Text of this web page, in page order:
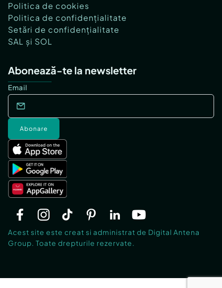
Politica de cookies
Politica de confidențialitate
Setări de confidențialitate
SAL și SOL
Abonează-te la newsletter
Email
Abonare
Acest site este creat si administrat de Digital Antena
Group. Toate drepturile rezervate.